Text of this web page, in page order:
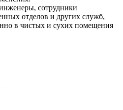
сотрудники
отделов и других служб,
в чистых и сухих помещения